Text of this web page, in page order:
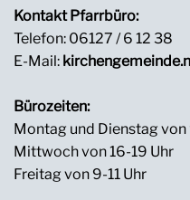
Kontakt Pfarrbüro:
Telefon: 06127 / 6 12 38
E-Mail:
Bürozeiten:
Montag und Dienstag von
Mittwoch von 16-19 Uhr
Freitag von 9-11 Uhr